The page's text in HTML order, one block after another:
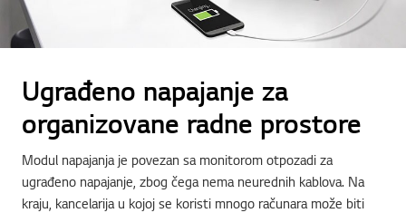
Ugrađeno napajanje za
organizovane radne prostore
Modul napajanja je povezan sa monitorom otpozadi za
ugrađeno napajanje, zbog čega nema neurednih kablova. Na
kraju, kancelarija u kojoj se koristi mnogo računara može biti